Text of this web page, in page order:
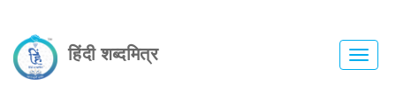
हिंदी शब्दमित्र